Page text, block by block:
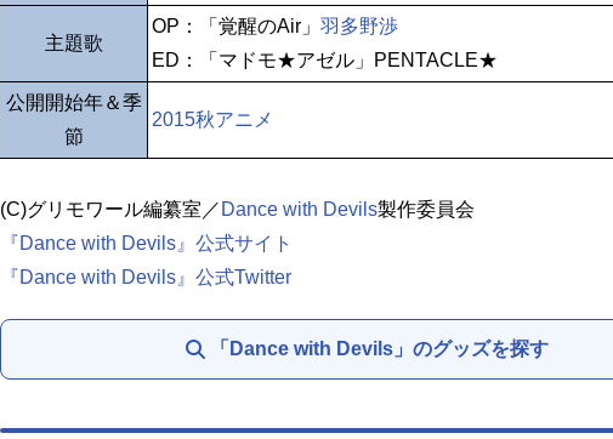
主題歌
OP：「覚醒のAir」 羽多野渉
ED：「マドモ★アゼル」PENTACLE★
公開開始年＆季
節
2015秋アニメ
(C)グリモワール編纂室／ Dance with Devils製作委員会
『Dance with Devils』公式サイト
『Dance with Devils』公式Twitter
「Dance with Devils」のグッズを探す